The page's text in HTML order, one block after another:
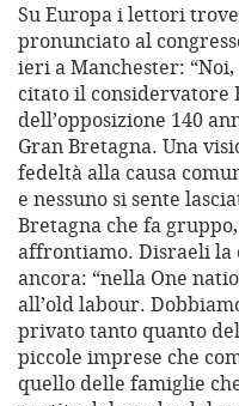
Su Europa i lettori
pronunciato al
ieri a Manchester:
citato il considervatore
dell’opposizione 140
Gran Bretagna. Una
fedeltà alla causa
e nessuno si sente
Bretagna che fa
affrontiamo. Disraeli la
ancora: “nella One
all’old labour.
privato tanto quanto
piccole imprese che
quello delle famiglie